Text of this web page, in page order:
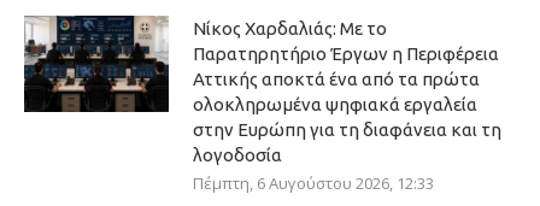
Νίκος Χαρδαλιάς: Με το
Παρατηρητήριο Έργων η Περιφέρεια
Αττικής αποκτά ένα από τα πρώτα
ολοκληρωμένα ψηφιακά εργαλεία
στην Ευρώπη για τη διαφάνεια και τη
λογοδοσία
Πέμπτη, 6 Αυγούστου 2026, 12:33